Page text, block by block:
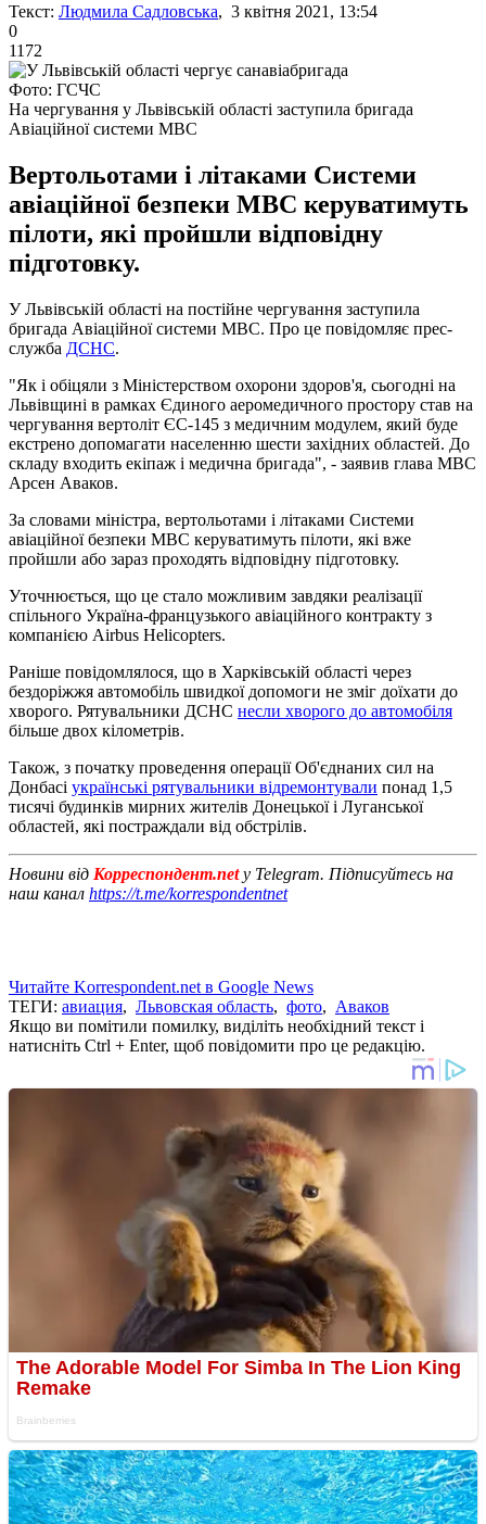
Текст: Людмила Садловська, 3 квітня 2021, 13:54
0
1172
Фото: ГСЧС
На чергування у Львівській області заступила бригада
Авіаційної системи МВС
Вертольотами і літаками Системи
авіаційної безпеки МВС керуватимуть
пілоти, які пройшли відповідну
підготовку.
У Львівській області на постійне чергування заступила
бригада Авіаційної системи МВС. Про це повідомляє прес-
служба ДСНС.
"Як і обіцяли з Міністерством охорони здоров'я, сьогодні на
Львівщині в рамках Єдиного аеромедичного простору став на
чергування вертоліт ЄС-145 з медичним модулем, який буде
екстрено допомагати населенню шести західних областей. До
складу входить екіпаж і медична бригада", - заявив глава МВС
Арсен Аваков.
За словами міністра, вертольотами і літаками Системи
авіаційної безпеки МВС керуватимуть пілоти, які вже
пройшли або зараз проходять відповідну підготовку.
Уточнюється, що це стало можливим завдяки реалізації
спільного Україна-французького авіаційного контракту з
компанією Airbus Helicopters.
Раніше повідомлялося, що в Харківській області через
бездоріжжя автомобіль швидкої допомоги не зміг доїхати до
хворого. Рятувальники ДСНС несли хворого до автомобіля
більше двох кілометрів.
Також, з початку проведення операції Об'єднаних сил на
Донбасі українські рятувальники відремонтували понад 1,5
тисячі будинків мирних жителів Донецької і Луганської
областей, які постраждали від обстрілів.
Новини від Корреспондент.netу Telegram. Підписуйтесь на
наш канал https://t.me/korrespondentnet
Читайте Korrespondent.net в Google News
ТЕГИ: авиация, Львовская область, фото, Аваков
Якщо ви помітили помилку, виділіть необхідний текст і
натисніть Ctrl + Enter, щоб повідомити про це редакцію.